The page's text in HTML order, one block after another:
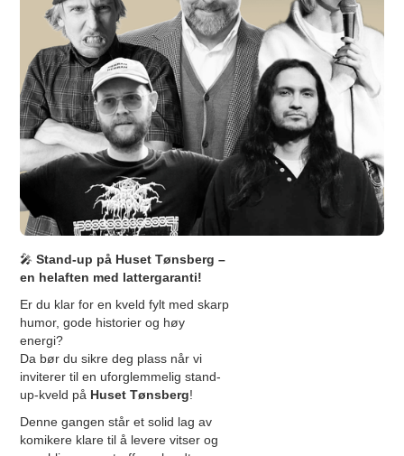
🎤Stand-up på Huset Tønsberg –
en helaften med lattergaranti!
Er du klar for en kveld fylt med skarp
humor, gode historier og høy
energi?
Da bør du sikre deg plass når vi
inviterer til en uforglemmelig stand-
up-kveld på Huset Tønsberg!
Denne gangen står et solid lag av
komikere klare til å levere vitser og